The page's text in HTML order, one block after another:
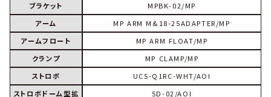
ブラケット
MPBK-02/MP
アーム
MP ARM M&18-25ADAPTER/MP
アームフロート
MP ARM FLOAT/MP
クランプ
MP CLAMP/MP
ストロボ
UCS-Q1RC-WHT/AOI
ストロボドーム型拡
SD-02/AOI